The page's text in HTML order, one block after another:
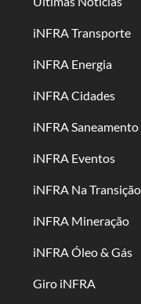
iNFRA Transporte
iNFRA Energia
iNFRA Cidades
iNFRA Saneamento
iNFRA Eventos
iNFRA Na Transição
iNFRA Mineração
iNFRA Óleo & Gás
Giro iNFRA